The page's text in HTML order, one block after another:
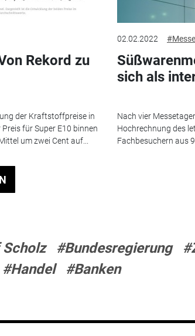
Rekord zu
der Kraftstoffpreise in
für Super E10 binnen
um zwei Cent auf...
02.02.2022 #Messe
sich als
Nach vier
Hochrechnung des
Fachbesuchern aus
#Bundesregierung
#Handel #Banken